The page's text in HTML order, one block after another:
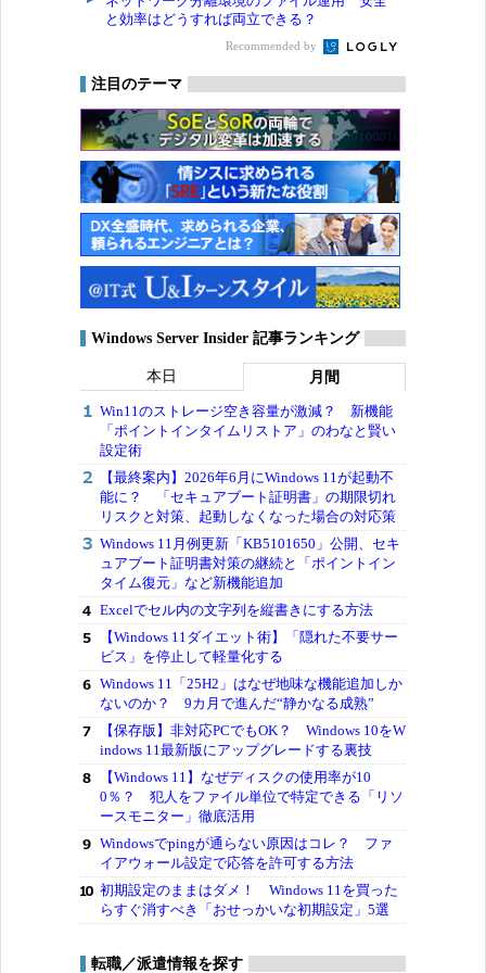
と効率はどうすれば両立できる？
Recommended by
注目のテーマ
Windows Server Insider 記事ランキング
本日 月間
Win11のストレージ空き容量が激減？ 新機能
「ポイントインタイムリストア」のわなと賢い
設定術
【最終案内】2026年6月にWindows 11が起動不
能に？ 「セキュアブート証明書」の期限切れ
リスクと対策、起動しなくなった場合の対応策
Windows 11月例更新「KB5101650」公開、セキ
ュアブート証明書対策の継続と「ポイントイン
タイム復元」など新機能追加
Excelでセル内の文字列を縦書きにする方法
【Windows 11ダイエット術】「隠れた不要サー
ビス」を停止して軽量化する
Windows 11「25H2」はなぜ地味な機能追加しか
ないのか？ 9カ月で進んだ“静かなる成熟”
【保存版】非対応PCでもOK？ Windows 10をW
indows 11最新版にアップグレードする裏技
【Windows 11】なぜディスクの使用率が10
0％？ 犯人をファイル単位で特定できる「リソ
ースモニター」徹底活用
Windowsでpingが通らない原因はコレ？ ファ
イアウォール設定で応答を許可する方法
初期設定のままはダメ！ Windows 11を買った
らすぐ消すべき「おせっかいな初期設定」5選
転職／派遣情報を探す